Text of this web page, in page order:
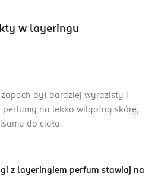
w layeringu
zapach był bardziej wyrazisty i
perfumy na lekko wilgotną skórę,
do ciała.
z layeringiem perfum stawiaj na